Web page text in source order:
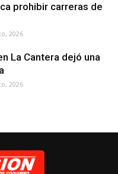
prohibir carreras de
2026
La Cantera dejó una
2026